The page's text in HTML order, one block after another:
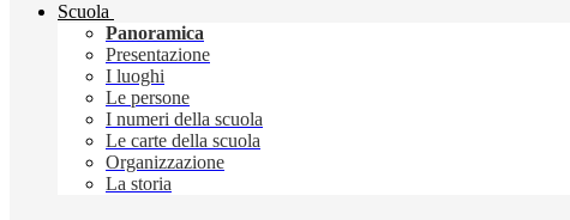
Scuola
Panoramica
Presentazione
I luoghi
Le persone
I numeri della scuola
Le carte della scuola
Organizzazione
La storia